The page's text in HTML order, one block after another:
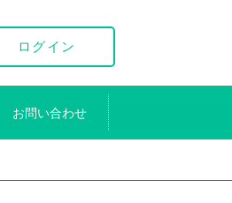
ログイン
お問い合わせ